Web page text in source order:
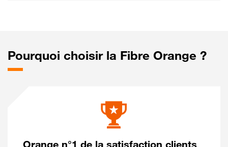
Pourquoi choisir la Fibre Orange ?